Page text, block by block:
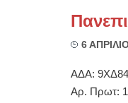
6
ΑΔΑ:
Αρ. Πρωτ: